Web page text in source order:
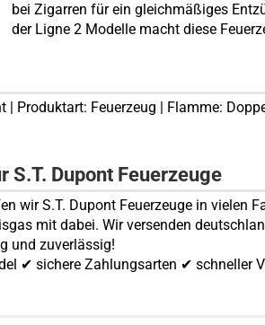
bei Zigarren für ein gleichmäßiges
der Ligne 2 Modelle macht diese
| Produktart: Feuerzeug | Flamme:
S.T. Dupont Feuerzeuge
wir S.T. Dupont Feuerzeuge in vielen
mit dabei. Wir versenden
und zuverlässig!
✔ sichere Zahlungsarten ✔ schneller